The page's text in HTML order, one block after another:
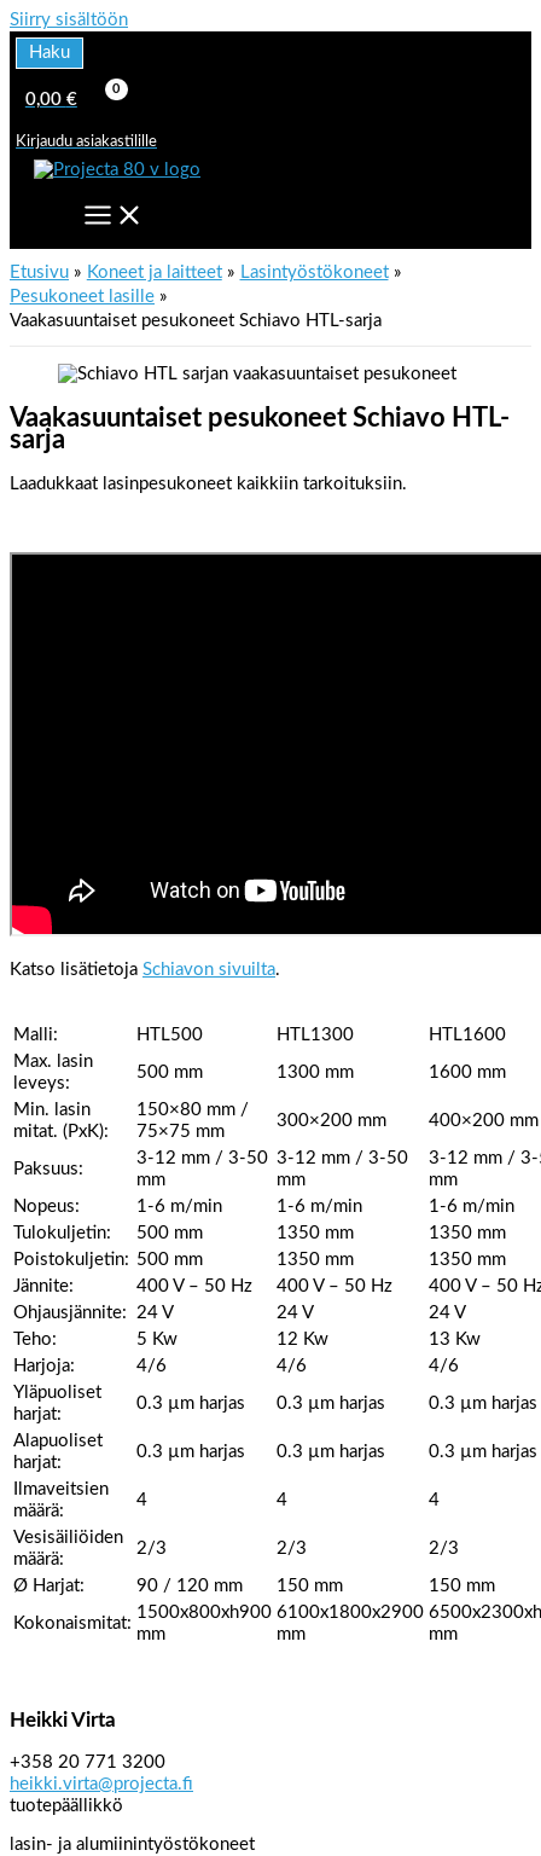
Siirry sisältöön
Haku
0,00 €
Kirjaudu asiakastilille
Etusivu Koneet ja laitteet
Lasintyöstökoneet
Pesukoneet lasille
Vaakasuuntaiset pesukoneet Schiavo HTL-sarja
Vaakasuuntaiset pesukoneet Schiavo HTL-
sarja
Laadukkaat lasinpesukoneet kaikkiin tarkoituksiin.
Katso lisätietoja Schiavon sivuilta.
Malli: HTL500 HTL1300
HTL1600
Max. lasin
leveys:
500 mm 1300 mm 1600 mm
Min. lasin
mitat. (PxK):
150×80 mm /
75×75 mm
300×200 mm 400×200 mm
Paksuus:
3-12 mm / 3-50
mm
3-12 mm / 3-50
mm
3-12 mm /
mm
Nopeus:
1-6 m/min 1-6 m/min
1-6 m/min
Tulokuljetin:
500 mm 1350 mm
1350 mm
Poistokuljetin: 500 mm 1350 mm
1350 mm
Jännite:
400 V – 50 Hz 400 V – 50 Hz
400 V – 50
Ohjausjännite:
24 V 24 V
24 V
Teho:
5 Kw 12 Kw
13 Kw
Harjoja:
4/6 4/6
4/6
Yläpuoliset
harjat:
0.3 µm harjas 0.3 µm harjas 0.3 µm harjas
Alapuoliset
harjat:
0.3 µm harjas 0.3 µm harjas 0.3 µm harjas
Ilmaveitsien
määrä:
4 4 4
Vesisäiliöiden
määrä:
2/3 2/3 2/3
Ø Harjat: 90 / 120 mm 150 mm 150 mm
Kokonaismitat:
1500x800xh900
mm
6100x1800x2900
mm
mm
Heikki Virta
+358 20 771 3200
heikki.virta@projecta.fi
tuotepäällikkö
lasin- ja alumiinintyöstökoneet